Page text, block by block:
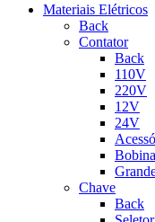
Materiais Elétricos
Back
Contator
Back
110V
220V
12V
24V
Bobina
Chave
Back